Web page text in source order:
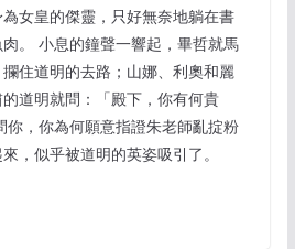
女皇的傑靈，只好無奈地躺在書
。 小息的鐘聲一響起，畢哲就馬
住道明的去路；山娜、利奧和麗
道明就問：「殿下，你有何貴
，你為何願意指證朱老師亂掟粉
，似乎被道明的英姿吸引了。